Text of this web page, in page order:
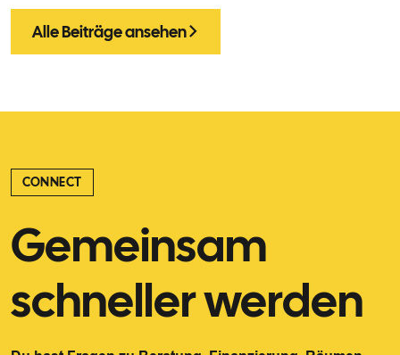
Alle Beiträge ansehen
CONNECT
Gemeinsam
schneller werden